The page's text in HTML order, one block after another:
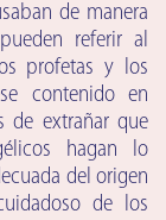
de manera
referir al
profetas y los
contenido en
de extrañar que
hagan lo
del origen
de los